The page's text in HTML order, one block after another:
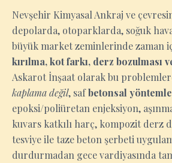
Nevşehir Kimyasal Ankraj ve
depolarda, otoparklarda, soğuk
büyük market zeminlerinde zaman
kırılma, kot farkı, derz bozulması
Askarot İnşaat olarak bu
kaplama değil, safbetonsal
epoksi/poliüretan enjeksiyon,
kuvars katkılı harç, kompozit derz
tesviye ile taze beton şerbeti
durdurmadan gece vardiyasında